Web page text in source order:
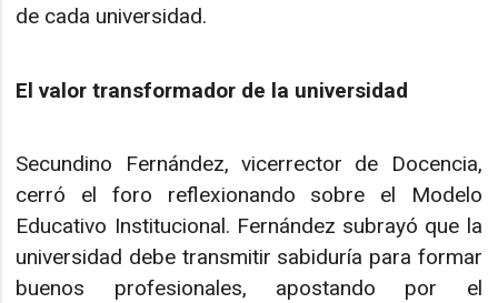
de cada universidad.
El valor transformador de la universidad
Secundino Fernández, vicerrector de Docencia,
cerró el foro reflexionando sobre el Modelo
Educativo Institucional. Fernández subrayó que la
universidad debe transmitir sabiduría para formar
buenos profesionales, apostando por el